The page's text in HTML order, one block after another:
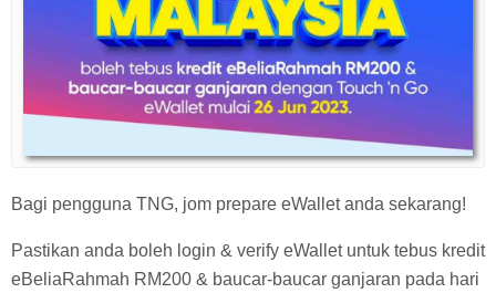
Bagi pengguna TNG, jom prepare eWallet anda sekarang!
Pastikan anda boleh login & verify eWallet untuk tebus kredit
eBeliaRahmah RM200 & baucar-baucar ganjaran pada hari